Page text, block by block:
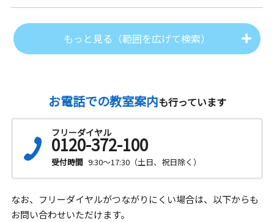
もっと見る（範囲を広げて検索）
お電話での教室案内も行っています
フリーダイヤル
0120-372-100
受付時間 9:30～17:30（土日、祝日除く）
なお、フリーダイヤルがつながりにくい場合は、以下からも
お問い合わせいただけます。